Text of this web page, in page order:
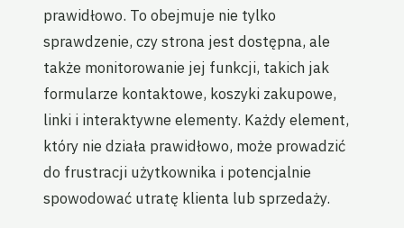
prawidłowo. To obejmuje nie tylko
sprawdzenie, czy strona jest dostępna, ale
także monitorowanie jej funkcji, takich jak
formularze kontaktowe, koszyki zakupowe,
linki i interaktywne elementy. Każdy element,
który nie działa prawidłowo, może prowadzić
do frustracji użytkownika i potencjalnie
spowodować utratę klienta lub sprzedaży.